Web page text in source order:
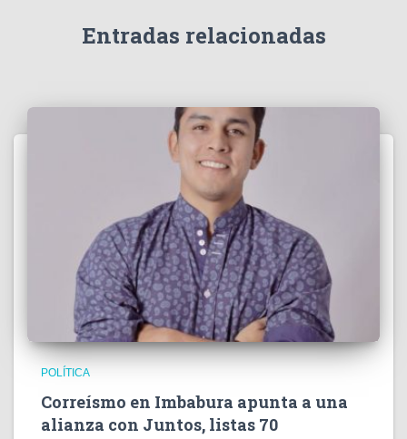
Entradas relacionadas
POLÍTICA
Correísmo en Imbabura apunta a una
alianza con Juntos, listas 70